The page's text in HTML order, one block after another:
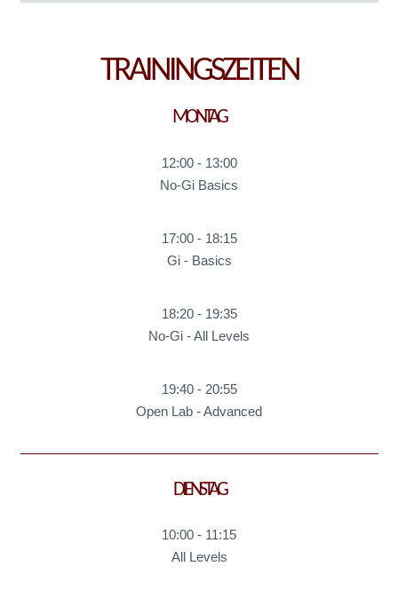
TRAININGSZEITEN
MONTAG
12:00 - 13:00
No-Gi Basics
17:00 - 18:15
Gi - Basics
18:20 - 19:35
No-Gi - All Levels
19:40 - 20:55
Open Lab - Advanced
DIENSTAG
10:00 - 11:15
All Levels